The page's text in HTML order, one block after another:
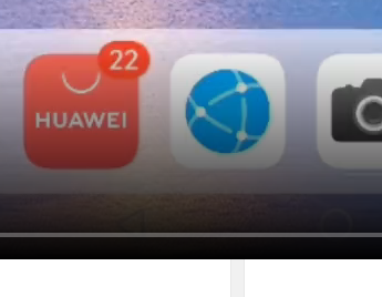
随机文章